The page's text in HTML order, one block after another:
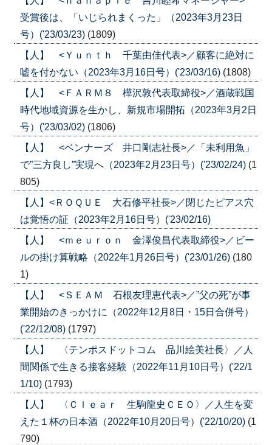
受賞後は、「いじられまくった」（2023年3月23日
号）('23/03/23) (1809)
【人】 <Ｙｕｎｔｈ 千葉由佳代表>／顧客に絶対に
嘘を付かない（2023年3月16日号）('23/03/16) (1808)
【人】 <ＦＡＲＭ８ 樺沢敦代表取締役>／酒蔵戦国
時代地域資源を生かし、新規市場開拓（2023年3月2日
号）('23/03/02) (1806)
【人】 <ベンナーズ 井口剛志社長>／「未利用魚」
で”三方良し”実現へ（2023年2月23日号）('23/02/24) (1
805)
【人】<ＲＯＱＵＥ 大石修平社長>／閉じたピアス穴
は覚悟の証（2023年2月16日号）('23/02/16)
【人】 <ｍｅｕｒｏｎ 金澤俊昌代表取締役>／ビー
ルの掛け算戦略（2022年1月26日号）('23/01/26) (180
1)
【人】 <ＳＥＡＭ 石根友理恵代表>／”父の死”が事
業開始のきっかけに（2022年12月8日・15日合併号）
('22/12/08) (1797)
【人】 〈テンポスドットコム 品川絵美社長〉／人
間関係で生きる接客経験（2022年11月10日号）('22/1
1/10) (1793)
【人】 〈Ｃｌｅａｒ 生駒龍史ＣＥＯ〉／人生を変
えた１杯の日本酒（2022年10月20日号）('22/10/20) (1
790)